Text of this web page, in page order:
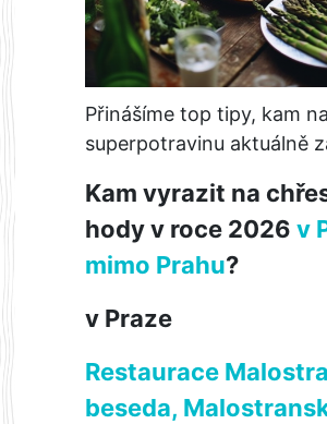
Přinášíme top tipy, kam
superpotravinu aktuálně
Kam vyrazit na
hody v roce 2026 v
mimo Prahu?
v Praze
Restaurace
beseda,